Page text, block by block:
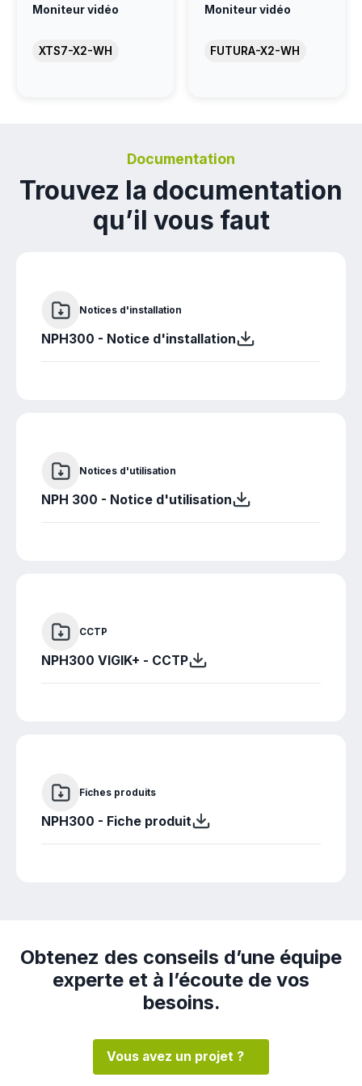
Moniteur vidéo
XTS7-X2-WH
Moniteur vidéo
FUTURA-X2-WH
Documentation
Trouvez la documentation
qu’il vous faut
Notices d'installation
NPH300 - Notice d'installation
Notices d'utilisation
NPH 300 - Notice d'utilisation
CCTP
NPH300 VIGIK+ - CCTP
Fiches produits
NPH300 - Fiche produit
Obtenez des conseils d’une équipe
experte et à l’écoute de vos
besoins.
Vous avez un projet ?